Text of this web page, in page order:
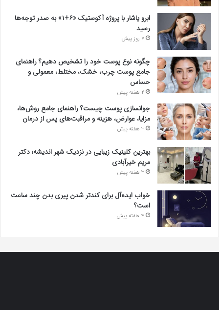
ابرو یاشار با پروژه آکوستیک «۶+۱» به صدر توجه‌ها
رسید
7 روز پیش
چگونه نوع پوست خود را تشخیص دهیم؟ راهنمای
جامع پوست چرب، خشک، مختلط، معمولی و
حساس
2 هفته پیش
جوانسازی پوست چیست؟ راهنمای جامع روش‌ها،
مزایا، عوارض، هزینه و مراقبت‌های پس از درمان
3 هفته پیش
بهترین کلینیک زیبایی در نزدیک شهر اندیشه؛ دکتر
مریم خیرآبادی
3 هفته پیش
خواب ایده‌آل برای کندتر شدن پیری بدن چند ساعت
است؟
4 هفته پیش